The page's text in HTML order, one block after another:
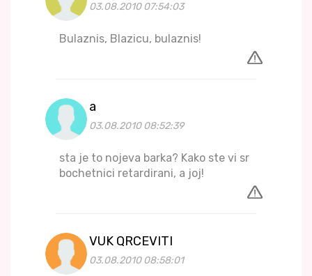
03.08.2010 07:54:03
Bulaznis, Blazicu, bulaznis!
a
03.08.2010 08:52:39
sta je to nojeva barka? Kako ste vi sr
bochetnici retardirani, a joj!
VUK QRCEVITI
03.08.2010 08:58:01